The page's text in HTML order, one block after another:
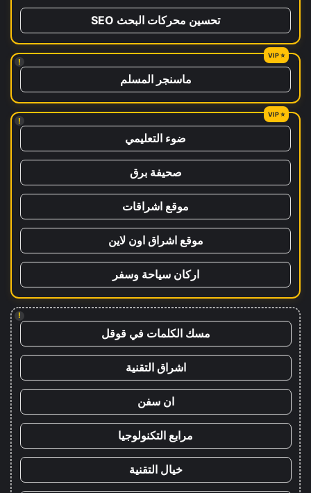
تحسين محركات البحث SEO
!
ماسنجر المسلم
!
ضوء التعليمي
صحيفة برق
موقع اشراقات
موقع اشراق اون لاين
اركان سياحة وسفر
!
مسك الكلمات في قوقل
اشراق التقنية
ان سفن
مرابع التكنولوجيا
خيال التقنية